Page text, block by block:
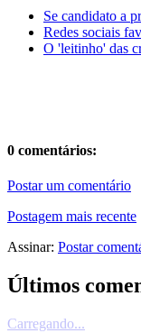
Se candidato a
Redes sociais
O 'leitinho' das
0 comentários:
Postar um comentário
Postagem mais recente
Assinar: Postar
Últimos
Carregando...